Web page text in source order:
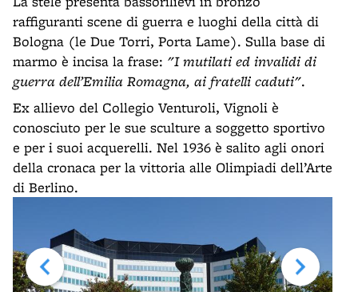
raffiguranti scene di guerra e luoghi della città di
Bologna (le Due Torri, Porta Lame). Sulla base di
marmo è incisa la frase: "I mutilati ed invalidi di
guerra dell’Emilia Romagna, ai fratelli caduti".
Ex allievo del Collegio Venturoli, Vignoli è
conosciuto per le sue sculture a soggetto sportivo
e per i suoi acquerelli. Nel 1936 è salito agli onori
della cronaca per la vittoria alle Olimpiadi dell’Arte
di Berlino.